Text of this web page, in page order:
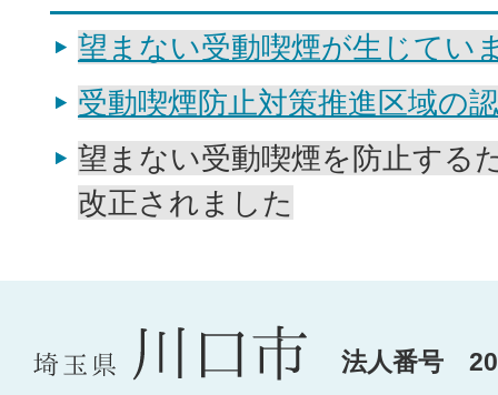
望まない受動喫煙が生じてい
受動喫煙防止対策推進区域の
望まない受動喫煙を防止する
改正されました
法人番号